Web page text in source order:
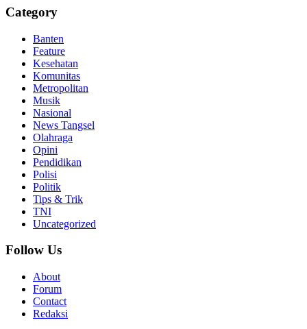
Category
Banten
Feature
Kesehatan
Komunitas
Metropolitan
Musik
Nasional
News Tangsel
Olahraga
Opini
Pendidikan
Polisi
Politik
Tips & Trik
TNI
Uncategorized
Follow Us
About
Forum
Contact
Redaksi